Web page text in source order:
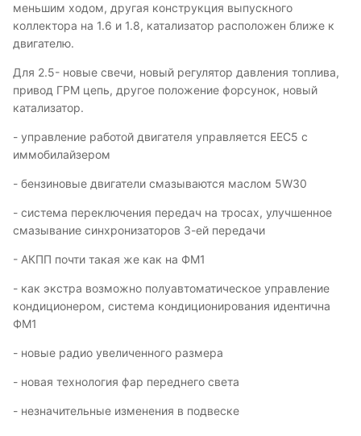
меньшим ходом, другая конструкция выпускного
коллектора на 1.6 и 1.8, катализатор расположен ближе к
двигателю.
Для 2.5- новые свечи, новый регулятор давления топлива,
привод ГРМ цепь, другое положение форсунок, новый
катализатор.
- управление работой двигателя управляется ЕЕС5 с
иммобилайзером
- бензиновые двигатели смазываются маслом 5W30
- система переключения передач на тросах, улучшенное
смазывание синхронизаторов 3-ей передачи
- АКПП почти такая же как на ФМ1
- как экстра возможно полуавтоматическое управление
кондиционером, система кондиционирования идентична
ФМ1
- новые радио увеличенного размера
- новая технология фар переднего света
- незначительные изменения в подвеске